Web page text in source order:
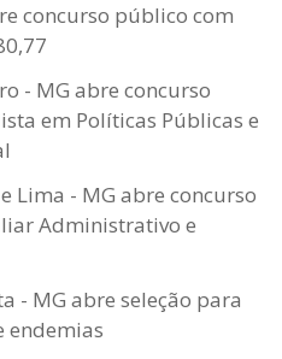
concurso público com
- MG abre concurso
em Políticas Públicas e
Lima - MG abre concurso
Administrativo e
- MG abre seleção para
endemias